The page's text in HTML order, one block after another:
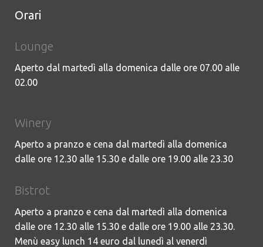
Orari
Lounge
Aperto dal martedì alla domenica dalle ore 07.00 alle
02.00
Winery
Aperto a pranzo e cena dal martedì alla domenica
dalle ore 12.30 alle 15.30 e dalle ore 19.00 alle 23.30
Bistrot
Aperto a pranzo e cena dal martedì alla domenica
dalle ore 12.30 alle 15.30 e dalle ore 19.00 alle 23.30.
Menù easy lunch 14 euro dal lunedì al venerdì